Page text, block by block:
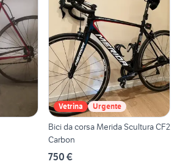
Vetrina Urgente
Bici da corsa Merida Scultura CF2
Carbon
750 €